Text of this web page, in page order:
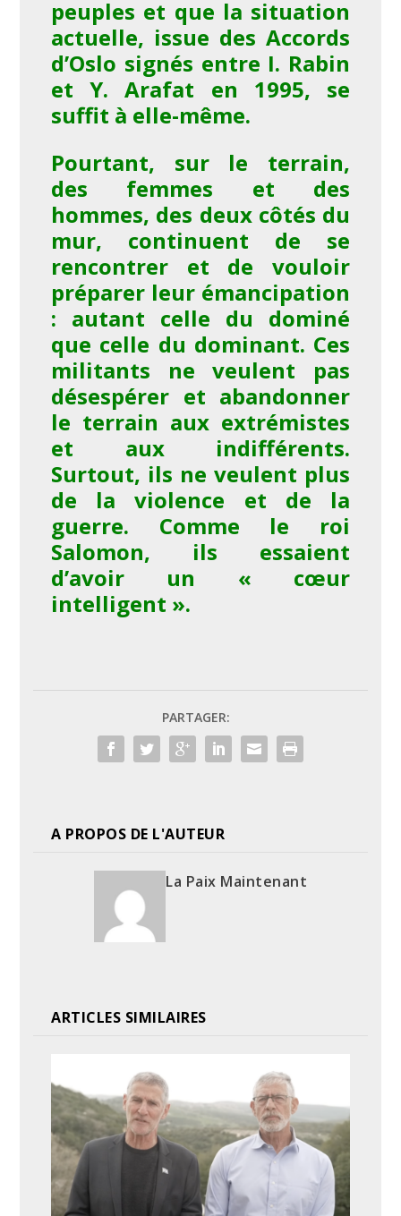
peuples et que la situation
actuelle, issue des Accords
d’Oslo signés entre I. Rabin
et Y. Arafat en 1995, se
suffit à elle-même.
Pourtant, sur le terrain,
des femmes et des
hommes, des deux côtés du
mur, continuent de se
rencontrer et de vouloir
préparer leur émancipation
: autant celle du dominé
que celle du dominant. Ces
militants ne veulent pas
désespérer et abandonner
le terrain aux extrémistes
et aux indifférents.
Surtout, ils ne veulent plus
de la violence et de la
guerre. Comme le roi
Salomon, ils essaient
d’avoir un « cœur
intelligent ».
PARTAGER:
A PROPOS DE L'AUTEUR
La Paix Maintenant
ARTICLES SIMILAIRES